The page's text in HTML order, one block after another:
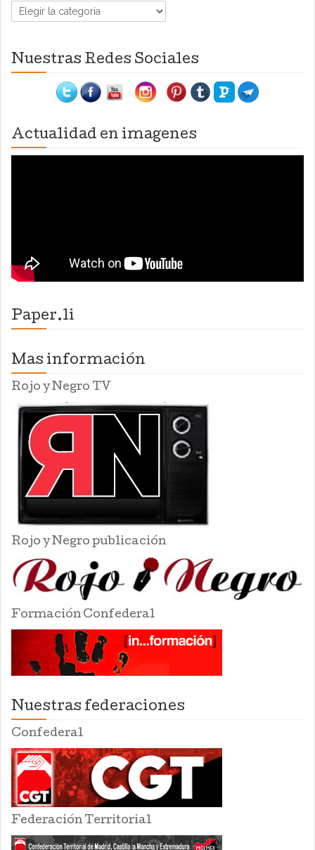
Categorías
Nuestras Redes Sociales
Actualidad en imagenes
Paper.li
Mas información
Rojo y Negro TV
Rojo y Negro publicación
Formación Confederal
Nuestras federaciones
Confederal
Federación Territorial